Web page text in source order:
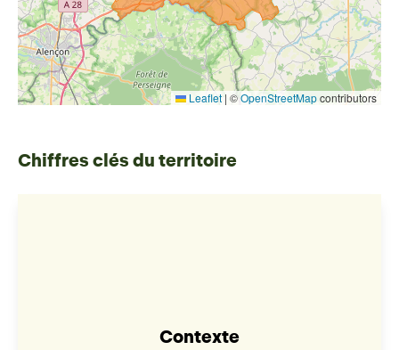
Leaflet | ©OpenStreetMapcontributors
Chiffres clés du territoire
Contexte